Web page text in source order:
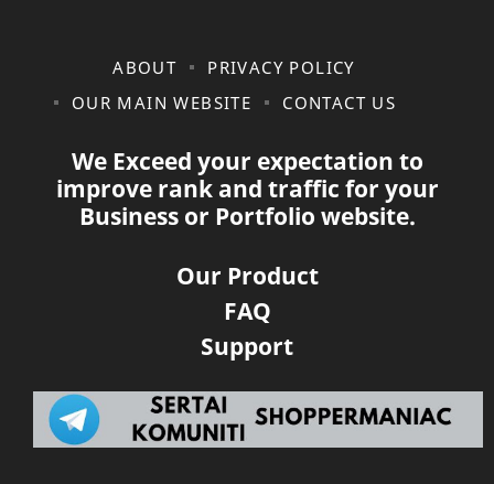
ABOUT
PRIVACY POLICY
OUR MAIN WEBSITE
CONTACT US
We Exceed your expectation to
improve rank and traffic for your
Business or Portfolio website.
Our Product
FAQ
Support